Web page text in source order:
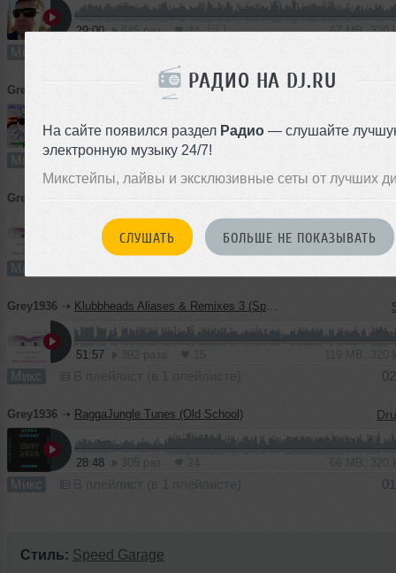
РАДИО НА DJ.RU
На сайте появился раздел Радио — слушайте
электронную музыку 24/7!
Микстейпы, лайвы и эксклюзивные сеты от лучших
СЛУШАТЬ БОЛЬШЕ НЕ ПОКАЗЫВАТЬ
29:00 645 раз 44 1 67 MB, 320
Микс
Grey1936 DiscoHouse Tunes 2022-2
43:40 282 раза 15 100 MB, 320
Микс В плейлист (в 2 плейлистах)
Grey1936
58:25 640 раз 21 134 MB, 320
Микс
Grey1936 ➝ Klubbheads Aliases & Remixes 3 (Speed Garage edition vol.1)
51:57
Микс
Grey1936 ➝ RaggaJungle Tunes (Old School)
28:48
Микс
Стиль: Speed Garage